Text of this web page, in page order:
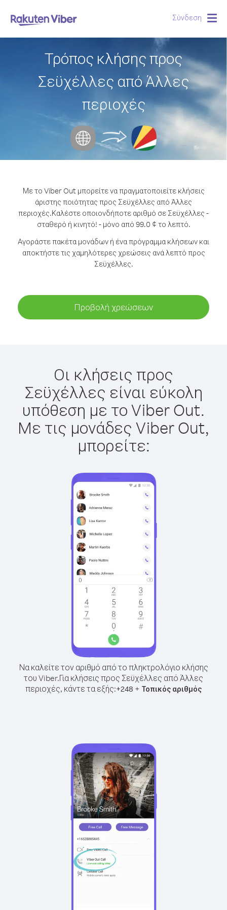
Σύνδεση
Τρόπος κλήσης προς
Σεϋχέλλες από Άλλες
περιοχές
Με το Viber Out μπορείτε να πραγματοποιείτε κλήσεις
άριστης ποιότητας προς Σεϋχέλλες από Άλλες
περιοχές.Καλέστε οποιονδήποτε αριθμό σε Σεϋχέλλες -
σταθερό ή κινητό! - μόνο από 99.0 ¢ το λεπτό.
Αγοράστε πακέτα μονάδων ή ένα πρόγραμμα κλήσεων και
αποκτήστε τις χαμηλότερες χρεώσεις ανά λεπτό προς
Σεϋχέλλες.
Προβολή χρεώσεων
Οι κλήσεις προς
Σεϋχέλλες είναι εύκολη
υπόθεση με το Viber Out.
Με τις μονάδες Viber Out,
μπορείτε:
Να καλείτε τον αριθμό από το πληκτρολόγιο κλήσης
του Viber.Για κλήσεις προς Σεϋχέλλες από Άλλες
περιοχές, κάντε τα εξής:+248 + Τοπικός αριθμός